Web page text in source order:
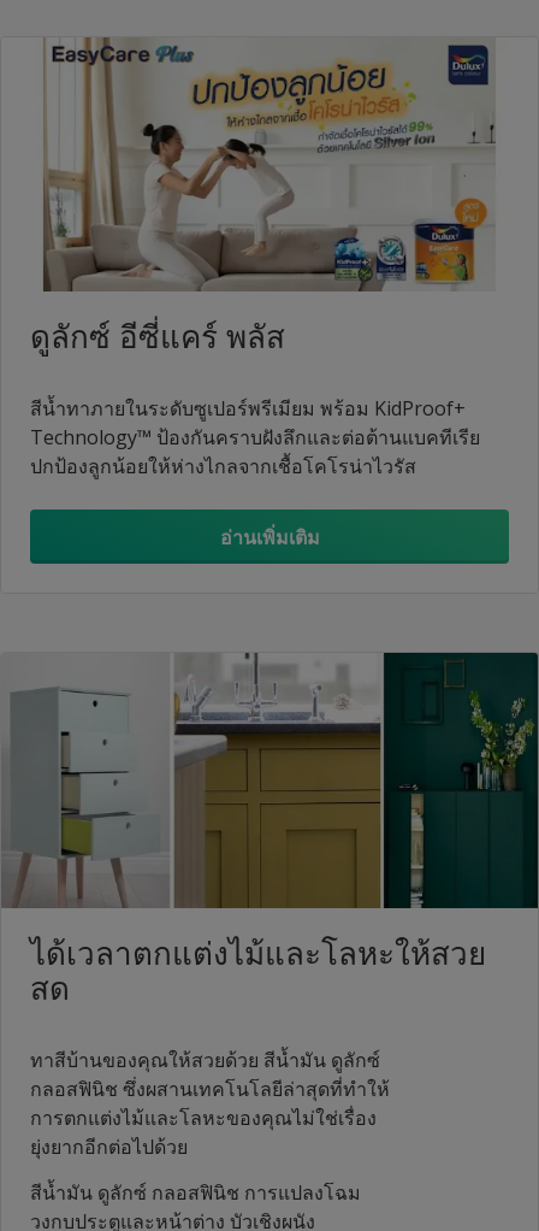
ดูลักซ์ อีซี่แคร์ พลัส
สีน้ำทาภายในระดับซูเปอร์พรีเมียม พร้อม KidProof+
Technology™ ป้องกันคราบฝังลึกและต่อต้านแบคทีเรีย
ปกป้องลูกน้อยให้ห่างไกลจากเชื้อโคโรน่าไวรัส
อ่านเพิ่มเติม
ได้เวลาตกแต่งไม้และโลหะให้สวย
สด
ทาสีบ้านของคุณให้สวยด้วย สีน้ำมัน ดูลักซ์
กลอสฟินิช ซึ่งผสานเทคโนโลยีล่าสุดที่ทำให้
การตกแต่งไม้และโลหะของคุณไม่ใช่เรื่อง
ยุ่งยากอีกต่อไปด้วย
สีน้ำมัน ดูลักซ์ กลอสฟินิช การแปลงโฉม
วงกบประตูและหน้าต่าง บัวเชิงผนัง